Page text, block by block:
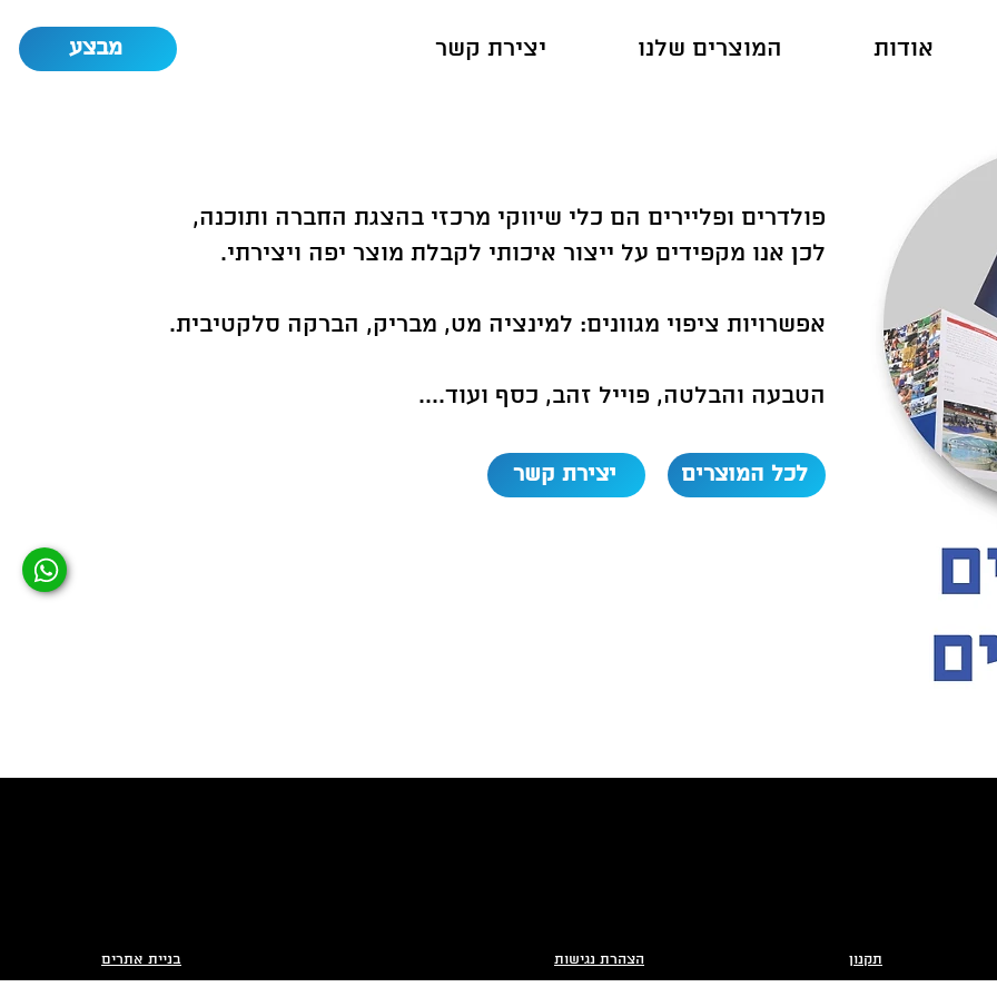
מבצע אודות המוצרים שלנו יצירת קשר
פולדרים ופליירים הם כלי שיווקי מרכזי בהצגת החברה ותוכנה,
לכן אנו מקפידים על ייצור איכותי לקבלת מוצר יפה ויצירתי.
אפשרויות ציפוי מגוונים: למינציה מט, מבריק, הברקה סלקטיבית.
הטבעה והבלטה, פוייל זהב, כסף ועוד....
יצירת קשר לכל המוצרים
בניית אתרים הצהרת נגישות תקנון